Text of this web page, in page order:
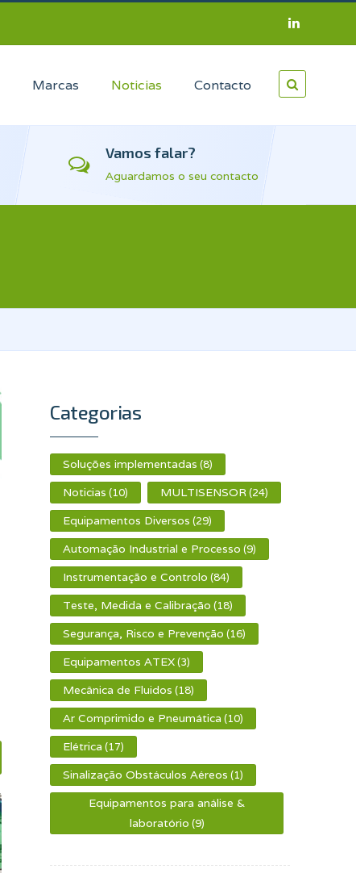
Marcas Noticias Contacto
Vamos falar?
Aguardamos o seu contacto
Categorias
Soluções implementadas (8)
Noticias (10) MULTISENSOR(24)
Equipamentos Diversos (29)
Automação Industrial e Processo (9)
Instrumentação e Controlo (84)
Teste, Medida e Calibração (18)
Segurança, Risco e Prevenção (16)
Equipamentos ATEX(3)
Mecânica de Fluidos (18)
Ar Comprimido e Pneumática (10)
Elétrica (17)
Sinalização Obstáculos Aéreos (1)
Equipamentos para análise &
laboratório (9)